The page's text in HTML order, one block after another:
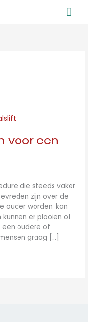
voor een
die steeds vaker
zijn over de
ouder worden, kan
kunnen er plooien of
een oudere of
graag […]